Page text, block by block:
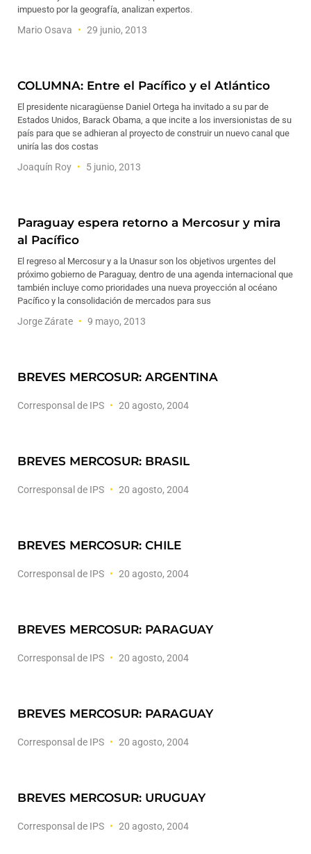
impuesto por la geografía, analizan expertos.
Mario Osava 29 junio, 2013
COLUMNA: Entre el Pacífico y el Atlántico
El presidente nicaragüense Daniel Ortega ha invitado a su par de
Estados Unidos, Barack Obama, a que incite a los inversionistas de su
país para que se adhieran al proyecto de construir un nuevo canal que
uniría las dos costas
Joaquín Roy 5 junio, 2013
Paraguay espera retorno a Mercosur y mira
al Pacífico
El regreso al Mercosur y a la Unasur son los objetivos urgentes del
próximo gobierno de Paraguay, dentro de una agenda internacional que
también incluye como prioridades una nueva proyección al océano
Pacífico y la consolidación de mercados para sus
Jorge Zárate 9 mayo, 2013
BREVES MERCOSUR: ARGENTINA
Corresponsal de IPS 20 agosto, 2004
BREVES MERCOSUR: BRASIL
Corresponsal de IPS 20 agosto, 2004
BREVES MERCOSUR: CHILE
Corresponsal de IPS 20 agosto, 2004
BREVES MERCOSUR: PARAGUAY
Corresponsal de IPS 20 agosto, 2004
BREVES MERCOSUR: PARAGUAY
Corresponsal de IPS 20 agosto, 2004
BREVES MERCOSUR: URUGUAY
Corresponsal de IPS 20 agosto, 2004